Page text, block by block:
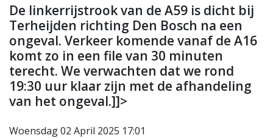
De linkerrijstrook van de A59 is dicht bij
Terheijden richting Den Bosch na een
ongeval. Verkeer komende vanaf de A16
komt zo in een file van 30 minuten
terecht. We verwachten dat we rond
19:30 uur klaar zijn met de afhandeling
van het ongeval.]]>
Woensdag 02 April 2025 17:01